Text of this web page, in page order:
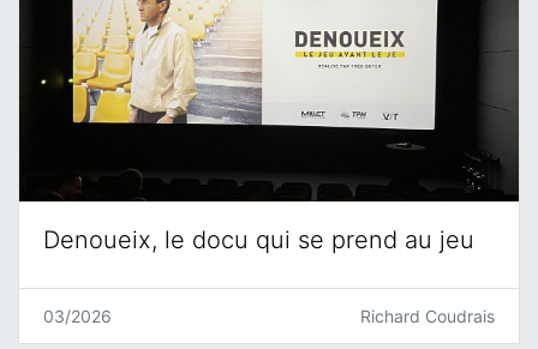
Denoueix, le docu qui se prend au jeu
03/2026 Richard Coudrais